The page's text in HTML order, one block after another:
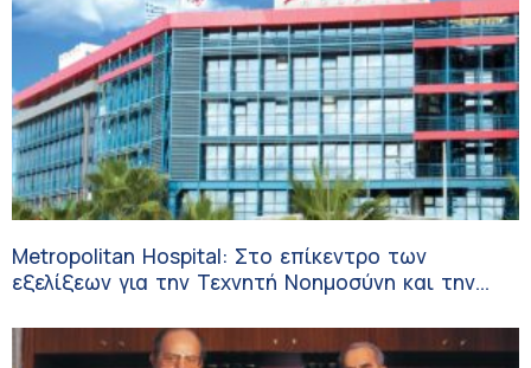
Metropolitan Hospital: Στο επίκεντρο των
εξελίξεων για την Τεχνητή Νοημοσύνη και την